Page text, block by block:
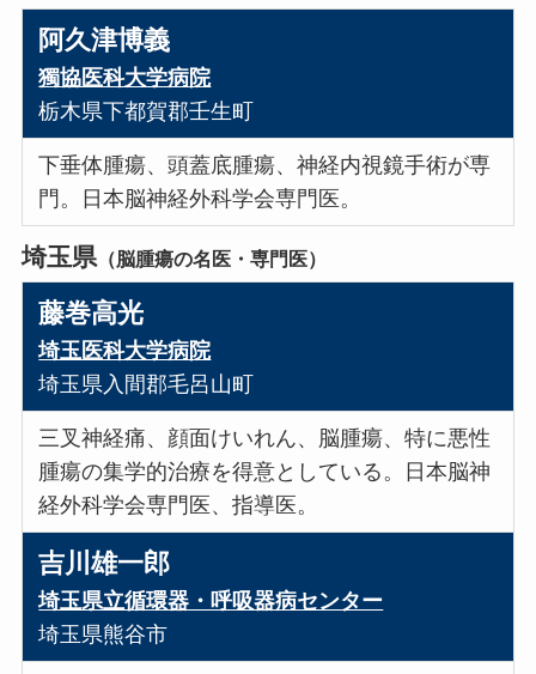
阿久津博義
獨協医科大学病院
栃木県下都賀郡壬生町
下垂体腫瘍、頭蓋底腫瘍、神経内視鏡手術が専
門。日本脳神経外科学会専門医。
埼玉県（脳腫瘍の名医・専門医）
藤巻高光
埼玉医科大学病院
埼玉県入間郡毛呂山町
三叉神経痛、顔面けいれん、脳腫瘍、特に悪性
腫瘍の集学的治療を得意としている。日本脳神
経外科学会専門医、指導医。
吉川雄一郎
埼玉県立循環器・呼吸器病センター
埼玉県熊谷市